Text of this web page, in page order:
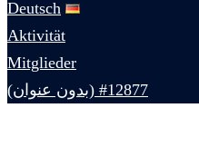
Deutsch
Aktivität
Mitglieder
#12877 (بدون عنوان)